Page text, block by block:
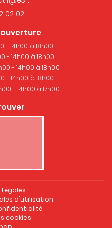
02 02
- 14h00 à 18h00
- 14h00 à 18h00
- 14h00 à 18h00
- 14h00 à 18h00
- 14h00 à 17h00
d'utilisation
cookies